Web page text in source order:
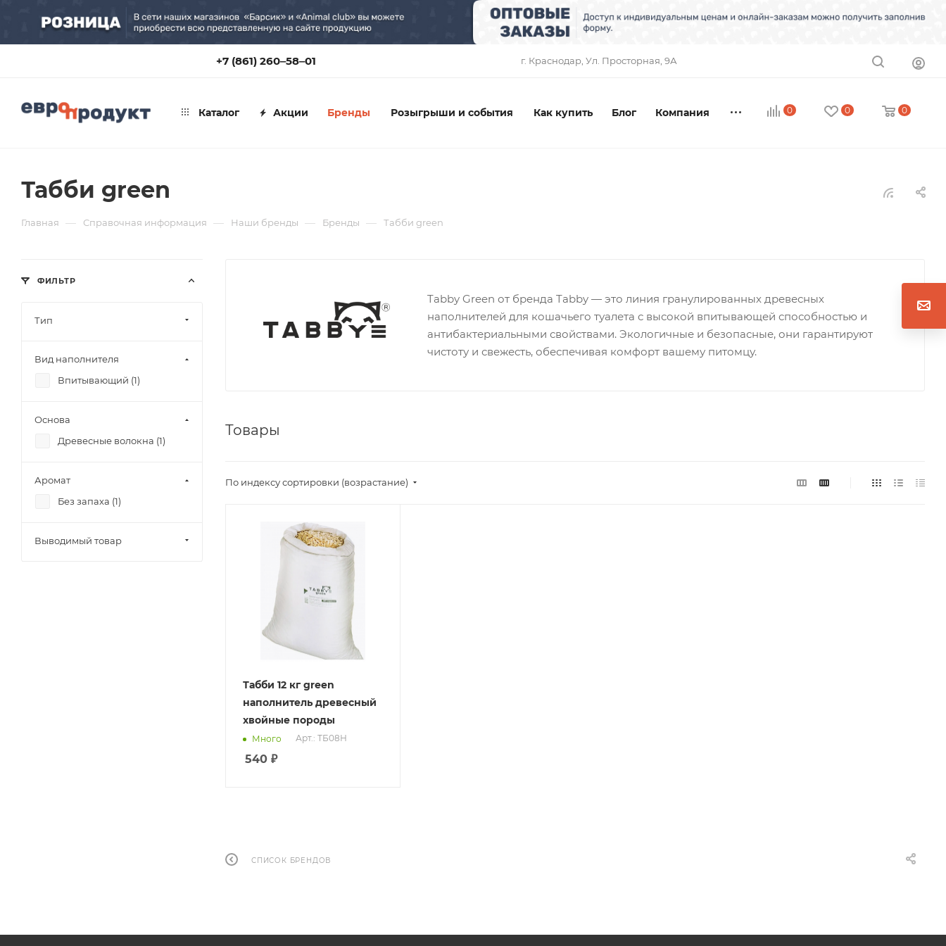
+7 (861) 260‒58‒01 г. Краснодар, ​Ул. Просторная, 9А
0 0 0
Каталог Акции Бренды Розыгрыши и события Как купить Блог Компания
Табби green
Главная — Справочная информация — Наши бренды — Бренды — Табби green
Tabby Green от бренда Tabby — это линия гранулированных древесных
наполнителей для кошачьего туалета с высокой впитывающей способностью и
антибактериальными свойствами. Экологичные и безопасные, они гарантируют
чистоту и свежесть, обеспечивая комфорт вашему питомцу.
Товары
По индексу сортировки (возрастание)
Табби 12 кг green
наполнитель древесный
хвойные породы
Много Арт.: ТБ08Н
540 ₽
СПИСОК БРЕНДОВ
ФИЛЬТР
Тип
Вид наполнителя
Впитывающий (1)
Основа
Древесные волокна (1)
Аромат
Без запаха (1)
Выводимый товар